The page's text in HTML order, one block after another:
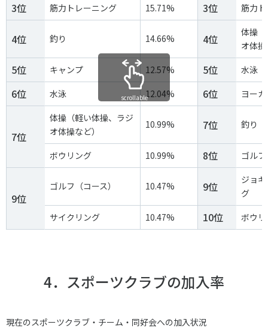
3位 筋力トレーニング 15.71% 3位 筋力
4位 釣り 14.66% 4位
体操
オ体
5位 キャンプ 12.57% 5位 水泳
6位 水泳 12.04% 6位 ヨーガ
7位
体操（軽い体操、ラジ
オ体操など）
10.99% 7位 釣り
ボウリング 10.99% 8位 ゴル
9位
ゴルフ（コース） 10.47% 9位
ジョ
グ
サイクリング
10.47% 10位 ボウ
scrollable
4．スポーツクラブの加入率
現在のスポーツクラブ・チーム・同好会への加入状況